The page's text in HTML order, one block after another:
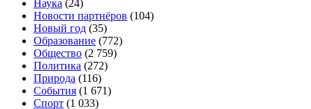
Наука (24)
Новости партнёров (104)
Новый год (35)
Образование (772)
Общество (2 759)
Политика (272)
Природа (116)
События (1 671)
Спорт (1 033)